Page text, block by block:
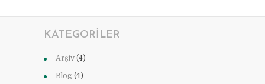
KATEGORILER
Arşiv (4)
Blog (4)